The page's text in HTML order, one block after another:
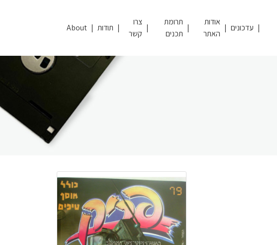
עדכונים
אודות
האתר
תרומת
תכנים
צרו
קשר
תודות About